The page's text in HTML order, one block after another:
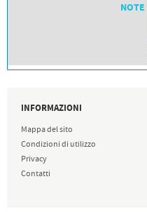
NOTE
INFORMAZIONI
Mappa del sito
Condizioni di utilizzo
Privacy
Contatti